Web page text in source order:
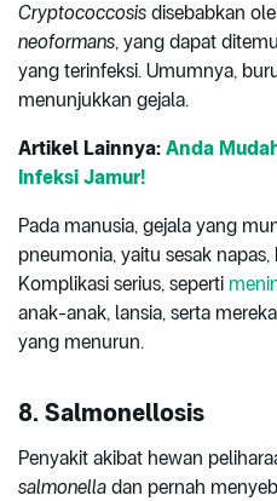
Cryptococcosis disebabkan
neoformans, yang dapat
yang terinfeksi. Umumnya,
menunjukkan gejala.
Artikel Lainnya: Anda
Infeksi Jamur!
Pada manusia, gejala yang
pneumonia, yaitu sesak
Komplikasi serius, seperti
anak-anak, lansia, serta
yang menurun.
8. Salmonellosis
Penyakit akibat hewan
salmonella dan pernah